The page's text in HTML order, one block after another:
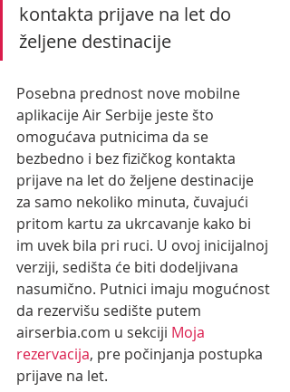
kontakta prijave na let do
željene destinacije
Posebna prednost nove mobilne
aplikacije Air Serbije jeste što
omogućava putnicima da se
bezbedno i bez fizičkog kontakta
prijave na let do željene destinacije
za samo nekoliko minuta, čuvajući
pritom kartu za ukrcavanje kako bi
im uvek bila pri ruci. U ovoj inicijalnoj
verziji, sedišta će biti dodeljivana
nasumično. Putnici imaju mogućnost
da rezervišu sedište putem
airserbia.com u sekciji Moja
rezervacija, pre počinjanja postupka
prijave na let.